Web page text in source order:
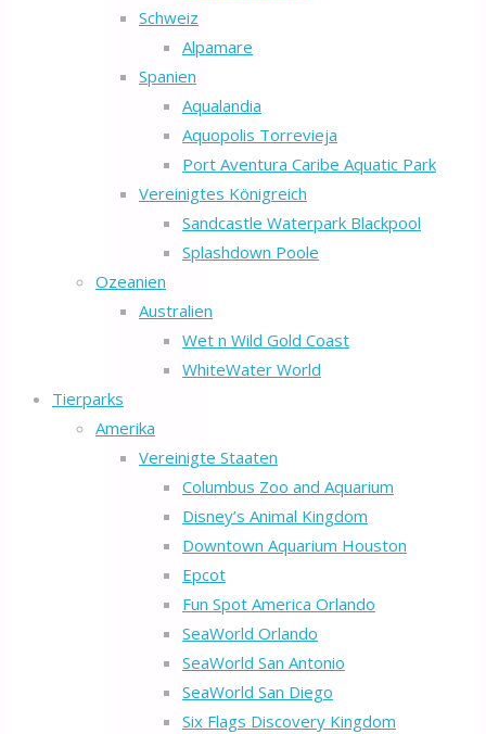
Schweiz
Alpamare
Spanien
Aqualandia
Aquopolis Torrevieja
Port Aventura Caribe Aquatic Park
Vereinigtes Königreich
Sandcastle Waterpark Blackpool
Splashdown Poole
Ozeanien
Australien
Wet n Wild Gold Coast
WhiteWater World
Tierparks
Amerika
Vereinigte Staaten
Columbus Zoo and Aquarium
Disney’s Animal Kingdom
Downtown Aquarium Houston
Epcot
Fun Spot America Orlando
SeaWorld Orlando
SeaWorld San Antonio
SeaWorld San Diego
Six Flags Discovery Kingdom